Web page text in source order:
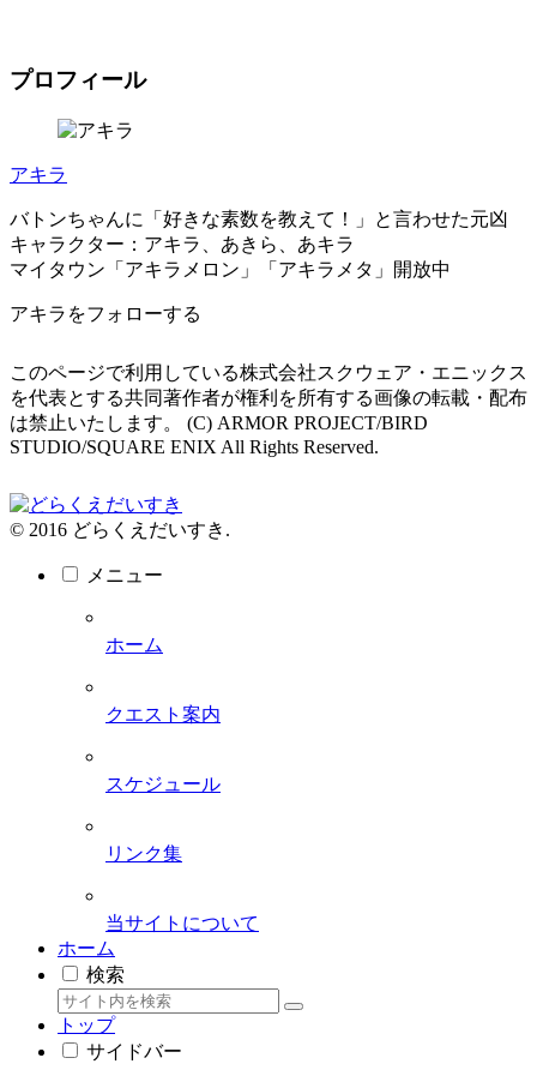
プロフィール
アキラ
バトンちゃんに「好きな素数を教えて！」と言わせた元凶
キャラクター：アキラ、あきら、あキラ
マイタウン「アキラメロン」「アキラメタ」開放中
アキラをフォローする
このページで利用している株式会社スクウェア・エニックス
を代表とする共同著作者が権利を所有する画像の転載・配布
は禁止いたします。 (C) ARMOR PROJECT/BIRD
STUDIO/SQUARE ENIX All Rights Reserved.
© 2016 どらくえだいすき.
メニュー
ホーム
クエスト案内
スケジュール
リンク集
当サイトについて
ホーム
検索
トップ
サイドバー